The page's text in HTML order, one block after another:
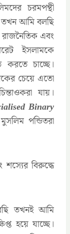
চরমপন্থী
তখন আমি বলছি
রাজনৈতিক এবং
ইসলামকে
করতে চাচ্ছে।
চেয়ে এতো
যায়।
Binary
মুসলিম পন্ডিতরা
শস্যের বিরুদ্ধে
তখনই আমি
হয়ে যাচ্ছে।